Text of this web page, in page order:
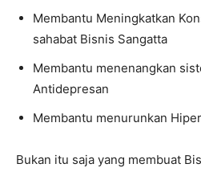
Membantu Meningkatkan
sahabat Bisnis Sangatta
Membantu menenangkan
Antidepresan
Membantu menurunkan
Bukan itu saja yang membuat